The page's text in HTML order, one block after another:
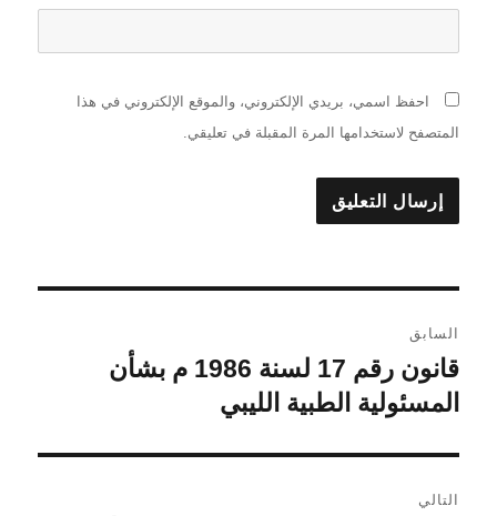
احفظ اسمي، بريدي الإلكتروني، والموقع الإلكتروني في هذا
المتصفح لاستخدامها المرة المقبلة في تعليقي.
المقالات
السابق
المقالة
السابقة:
قانون رقم 17 لسنة 1986 م بشأن
المسئولية الطبية الليبي
التالي